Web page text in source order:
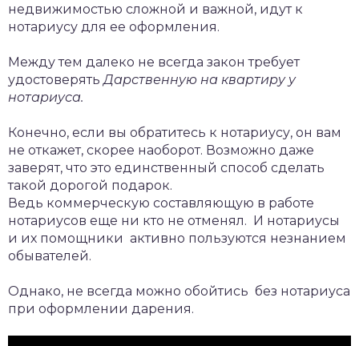
недвижимостью сложной и важной, идут к
нотариусу для ее оформления.
Между тем далеко не всегда закон требует
удостоверять Дарственную на квартиру у
нотариуса.
Конечно, если вы обратитесь к нотариусу, он вам
не откажет, скорее наоборот. Возможно даже
заверят, что это единственный способ сделать
такой дорогой подарок.
Ведь коммерческую составляющую в работе
нотариусов еще ни кто не отменял. И нотариусы
и их помощники активно пользуются незнанием
обывателей.
Однако, не всегда можно обойтись без нотариуса
при оформлении дарения.